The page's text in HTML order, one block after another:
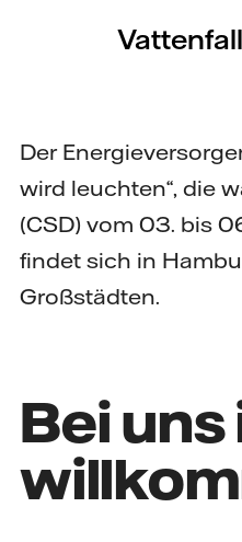
Der
wird leuchten“, die
(CSD) vom 03. bis
findet sich in
Großstädten.
Bei